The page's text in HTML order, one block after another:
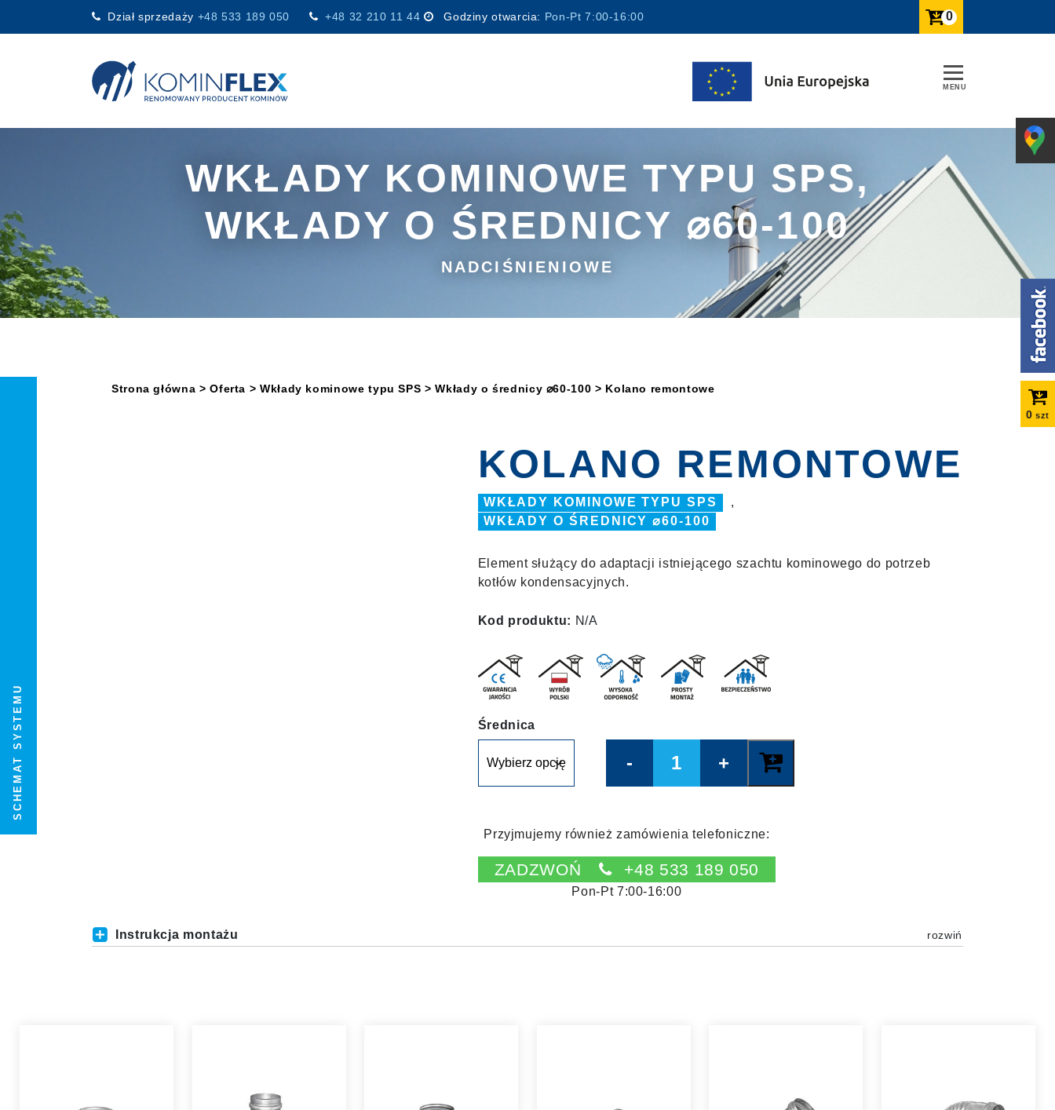
0 szt
Dział sprzedaży +48 533 189 050 +48 32 210 11 44 Godziny otwarcia: Pon-Pt 7:00-16:00 0
Main Navigation
SCHEMAT SYSTEMU
WKŁADY KOMINOWE TYPU SPS,
WKŁADY O ŚREDNICY ⌀60-100
NADCIŚNIENIOWE
Strona główna > Oferta >Wkłady kominowe typu SPS >Wkłady o średnicy ⌀60-100 > Kolano remontowe
KOLANO REMONTOWE
WKŁADY KOMINOWE TYPU SPS
,
WKŁADY O ŚREDNICY ⌀60-100
Element służący do adaptacji istniejącego szachtu kominowego do potrzeb
kotłów kondensacyjnych.
Kod produktu: N/A
Średnica
Przyjmujemy również zamówienia telefoniczne:
ZADZWOŃ +48 533 189 050
Pon-Pt 7:00-16:00
Instrukcja montażu